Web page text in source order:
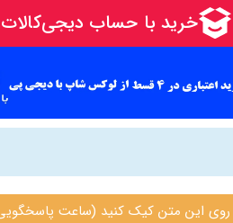
کیک کنید (ساعت پاسخگویی 11 الی